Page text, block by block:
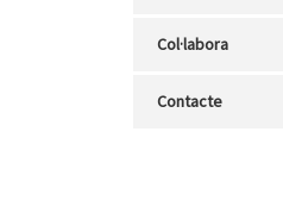
Col·labora
Contacte